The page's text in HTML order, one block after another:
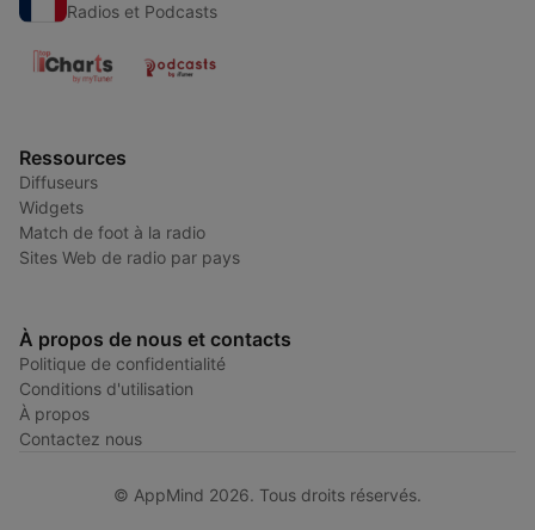
Radios et Podcasts
Ressources
Diffuseurs
Widgets
Match de foot à la radio
Sites Web de radio par pays
À propos de nous et contacts
Politique de confidentialité
Conditions d'utilisation
À propos
Contactez nous
© AppMind 2026. Tous droits réservés.